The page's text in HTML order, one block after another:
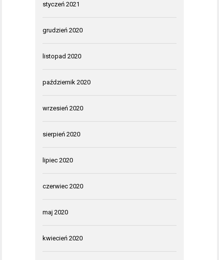
styczeń 2021
grudzień 2020
listopad 2020
październik 2020
wrzesień 2020
sierpień 2020
lipiec 2020
czerwiec 2020
maj 2020
kwiecień 2020